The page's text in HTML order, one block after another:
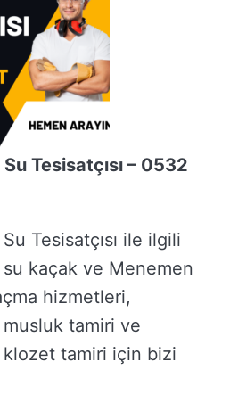
Tesisatçısı – 0532
Tesisatçısı ile ilgili
kaçak ve Menemen
hizmetleri,
tamiri ve
tamiri için bizi